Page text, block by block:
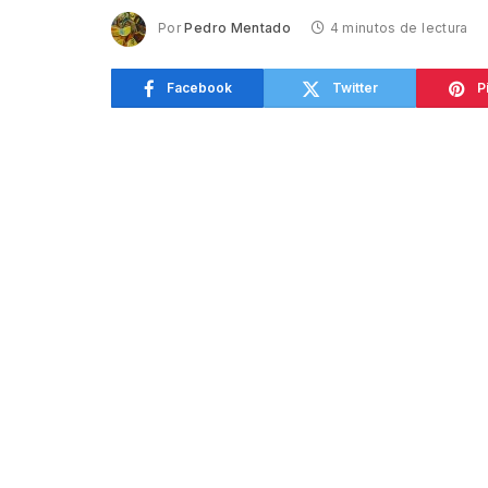
Por Pedro Mentado 4 minutos de lectura
Facebook Twitter